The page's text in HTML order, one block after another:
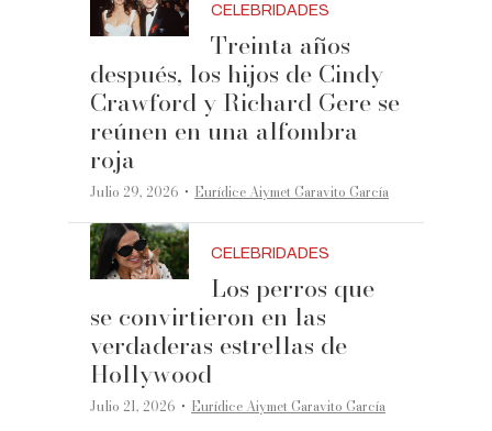
CELEBRIDADES
Treinta años
después, los hijos de Cindy
Crawford y Richard Gere se
reúnen en una alfombra
roja
Julio 29, 2026 ·Eurídice Aiymet Garavito García
CELEBRIDADES
Los perros que
se convirtieron en las
verdaderas estrellas de
Hollywood
Julio 21, 2026 ·Eurídice Aiymet Garavito García